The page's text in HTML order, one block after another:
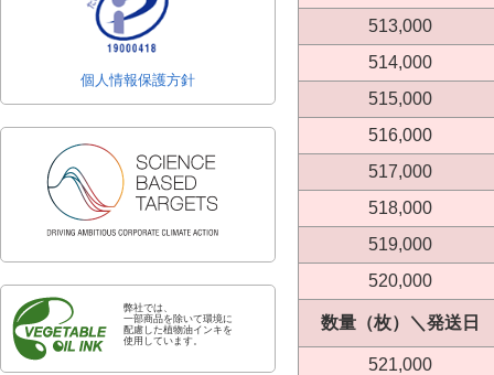
個人情報保護方針
弊社では、
一部商品を除いて環境に
配慮した植物油インキを
使用しています。
513,000
514,000
515,000
516,000
517,000
518,000
519,000
520,000
数量（枚）＼発送日
521,000